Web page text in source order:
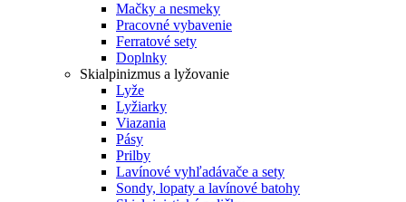
Mačky a nesmeky
Pracovné vybavenie
Ferratové sety
Doplnky
Skialpinizmus a lyžovanie
Lyže
Lyžiarky
Viazania
Pásy
Prilby
Lavínové vyhľadávače a sety
Sondy, lopaty a lavínové batohy